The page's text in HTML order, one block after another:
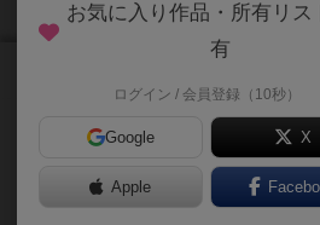
新生ソシャゲ風パーティ
ドバトルRPG 拡張１弾
お気に入り作品・所有リス
有
ログイン / 会員登録（10秒）
Google X
Apple